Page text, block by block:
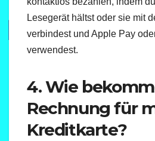
Lesegerät hältst oder sie mit
verbindest und Apple Pay
verwendest.
4. Wie
Rechnung für
Kreditkarte?